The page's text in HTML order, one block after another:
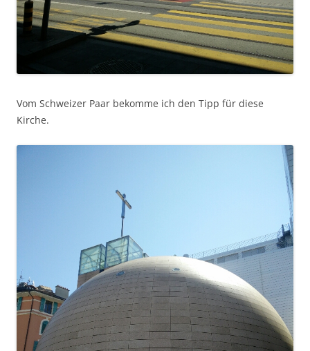
Vom Schweizer Paar bekomme ich den Tipp für diese
Kirche.